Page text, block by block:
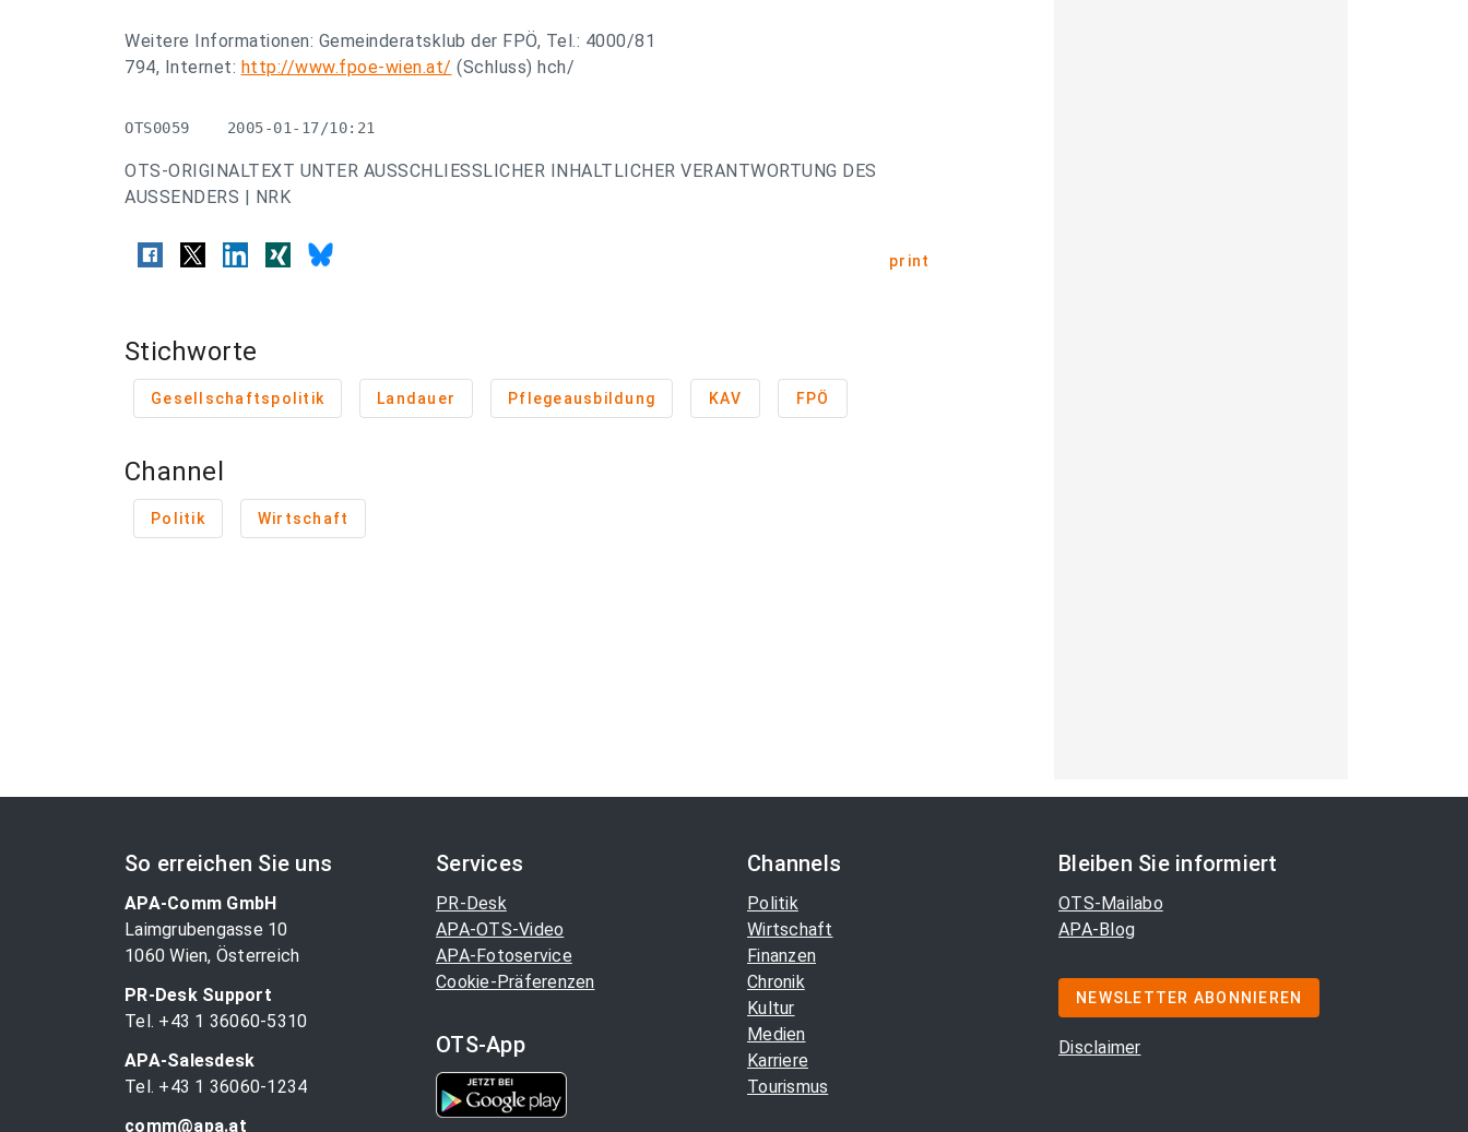
Weitere Informationen: Gemeinderatsklub der FPÖ, Tel.: 4000/81
794, Internet: http://www.fpoe-wien.at/ (Schluss) hch/
OTS0059    2005-01-17/10:21
OTS-ORIGINALTEXT UNTER AUSSCHLIESSLICHER INHALTLICHER VERANTWORTUNG DES
AUSSENDERS | NRK
print
Stichworte
Gesellschaftspolitik Landauer Pflegeausbildung KAV FPÖ
Channel
Politik Wirtschaft
So erreichen Sie uns
APA-Comm GmbH
Laimgrubengasse 10
1060 Wien, Österreich
PR-Desk Support
Tel. +43 1 36060-5310
APA-Salesdesk
Tel. +43 1 36060-1234
comm@apa.at
Services
PR-Desk
APA-OTS-Video
APA-Fotoservice
Cookie-Präferenzen
OTS-App
Channels
Politik
Wirtschaft
Finanzen
Chronik
Kultur
Medien
Karriere
Tourismus
Bleiben Sie informiert
OTS-Mailabo
APA-Blog
NEWSLETTER ABONNIEREN
Disclaimer